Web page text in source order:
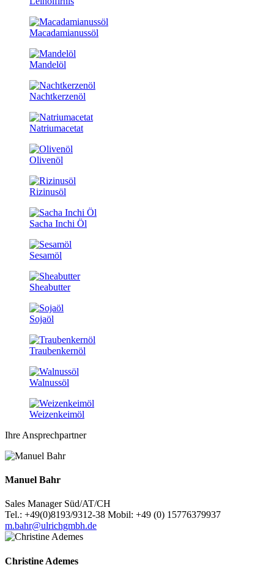
Macadamianussöl
Mandelöl
Nachtkerzenöl
Natriumacetat
Olivenöl
Rizinusöl
Sacha Inchi Öl
Sesamöl
Sheabutter
Sojaöl
Traubenkernöl
Walnussöl
Weizenkeimöl
Ihre Ansprechpartner
Manuel Bahr
Sales Manager Süd/AT/CH
Tel.: +49(0)8193/9312-38 Mobil: +49 (0) 15776379937
m.bahr@ulrichgmbh.de
Christine Ademes